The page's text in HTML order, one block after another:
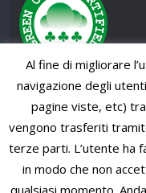
Al fine di migliorare
navigazione degli
pagine viste, etc)
vengono trasferiti
terze parti. L’utente ha
in modo che non